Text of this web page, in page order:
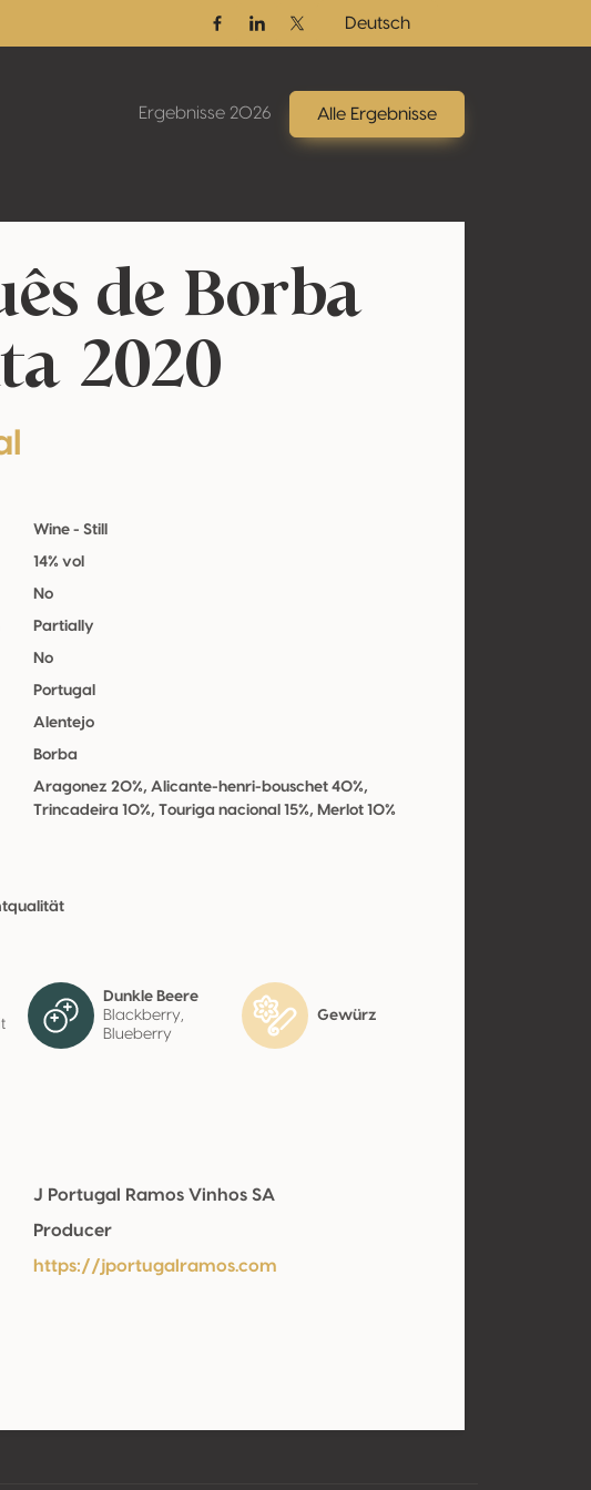
FacebookLinkedinTwitter / X
Deutsch
Ergebnisse 2026 Alle Ergebnisse
de Borba
2020
Wine - Still
14% vol
No
Partially
No
Portugal
Alentejo
Borba
Aragonez 20%, Alicante-henri-bouschet 40%,
Trincadeira 10%, Touriga nacional 15%, Merlot 10%
Dunkle Beere
Blackberry,
Blueberry
Gewürz
J Portugal Ramos Vinhos SA
Producer
https://jportugalramos.com